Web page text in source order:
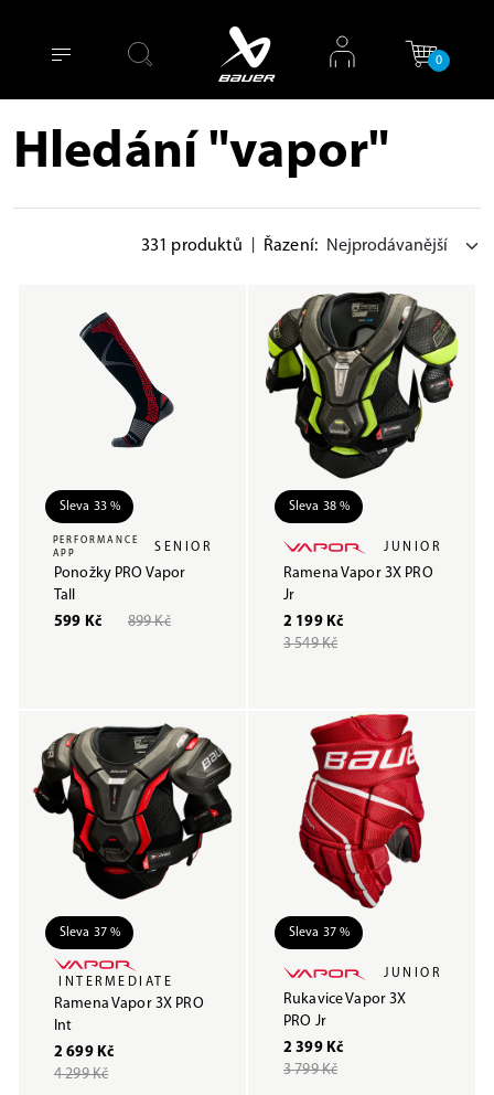
0
Hledání "vapor"
331 produktů Řazení:
Sleva 33 %
PERFORMANCE
APP
SENIOR
Ponožky PRO Vapor
Tall
599 Kč
899 Kč
Sleva 38 %
JUNIOR
Ramena Vapor 3X PRO
Jr
2 199 Kč
3 549 Kč
Sleva 37 %
INTERMEDIATE
Ramena Vapor 3X PRO
Int
2 699 Kč
4 299 Kč
Sleva 37 %
JUNIOR
Rukavice Vapor 3X
PRO Jr
2 399 Kč
3 799 Kč